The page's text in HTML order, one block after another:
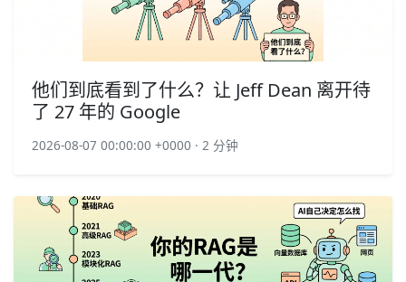
他们到底看到了什么？让 Jeff Dean 离开待
了 27 年的 Google
2026-08-07 00:00:00 +0000 · 2 分钟